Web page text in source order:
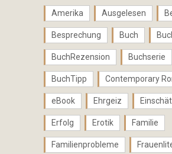
Amerika Ausgelesen
Besprechung Buch
BuchRezension Buchserie
BuchTipp Contemporary
eBook Ehrgeiz
Erfolg Erotik Familie
Familienprobleme